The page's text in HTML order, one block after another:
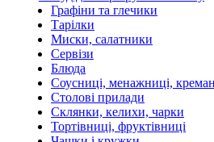
Графіни та глечики
Тарілки
Миски, салатники
Сервізи
Блюда
Соусниці, менажниці,
Столові прилади
Склянки, келихи, чарки
Тортівниці, фруктівниці